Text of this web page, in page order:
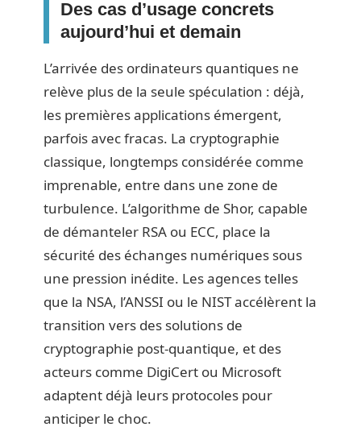
Des cas d’usage concrets
aujourd’hui et demain
L’arrivée des ordinateurs quantiques ne
relève plus de la seule spéculation : déjà,
les premières applications émergent,
parfois avec fracas. La cryptographie
classique, longtemps considérée comme
imprenable, entre dans une zone de
turbulence. L’algorithme de Shor, capable
de démanteler RSA ou ECC, place la
sécurité des échanges numériques sous
une pression inédite. Les agences telles
que la NSA, l’ANSSI ou le NIST accélèrent la
transition vers des solutions de
cryptographie post-quantique, et des
acteurs comme DigiCert ou Microsoft
adaptent déjà leurs protocoles pour
anticiper le choc.